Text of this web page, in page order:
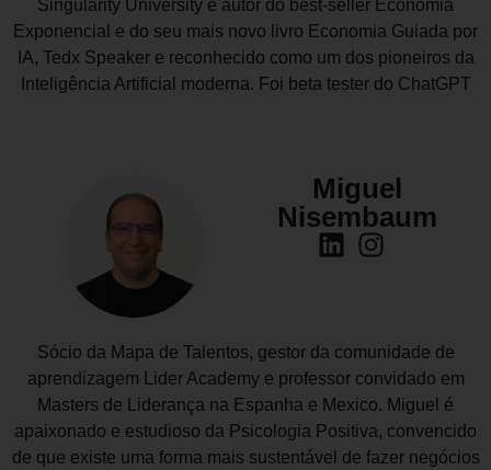
Singularity University e autor do best-seller Economia
Exponencial e do seu mais novo livro Economia Guiada por
IA, Tedx Speaker e reconhecido como um dos pioneiros da
Inteligência Artificial moderna. Foi beta tester do ChatGPT
Miguel
Nisembaum
Sócio da Mapa de Talentos, gestor da comunidade de
aprendizagem Lider Academy e professor convidado em
Masters de Liderança na Espanha e Mexico. Miguel é
apaixonado e estudioso da Psicologia Positiva, convencido
de que existe uma forma mais sustentável de fazer negócios